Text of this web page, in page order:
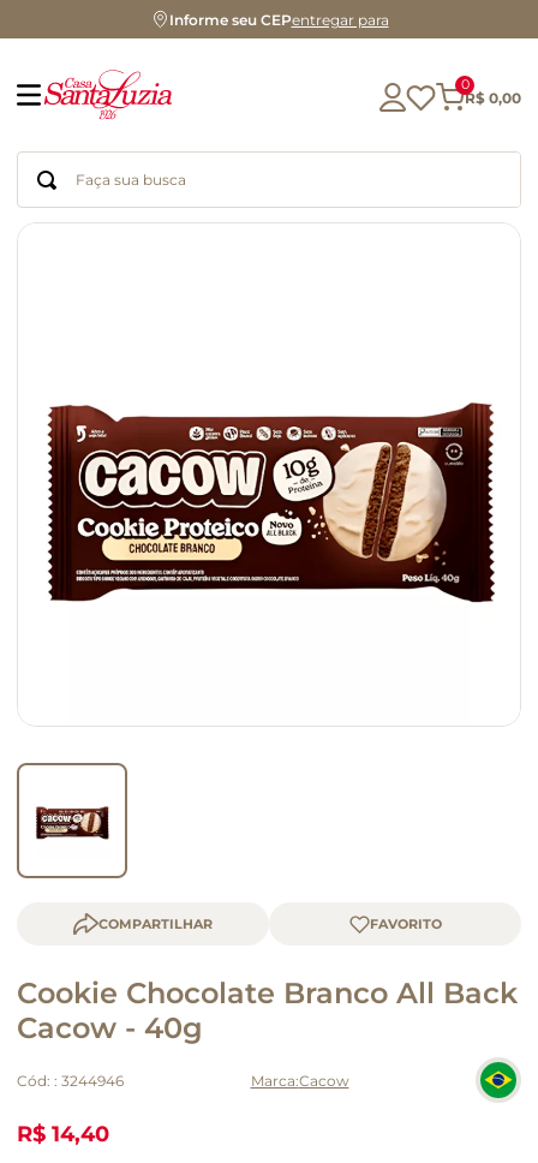
Informe seu CEPentregar para
0
R$ 0,00
Faça sua busca
COMPARTILHAR
Cookie Chocolate Branco All Back
Cacow - 40g
Cód: : 3244946 Cacow
R$ 14,40
azeite
café
biscoito
cerveja
macarrão
queijo